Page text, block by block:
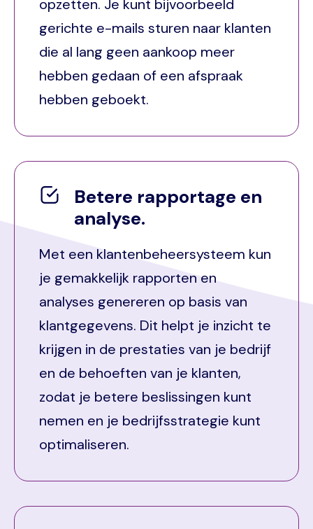
opzetten. Je kunt bijvoorbeeld
gerichte e-mails sturen naar klanten
die al lang geen aankoop meer
hebben gedaan of een afspraak
hebben geboekt.
Betere rapportage en
analyse.
Met een klantenbeheersysteem kun
je gemakkelijk rapporten en
analyses genereren op basis van
klantgegevens. Dit helpt je inzicht te
krijgen in de prestaties van je bedrijf
en de behoeften van je klanten,
zodat je betere beslissingen kunt
nemen en je bedrijfsstrategie kunt
optimaliseren.